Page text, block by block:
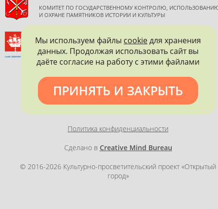
КОМИТЕТ ПО ГОСУДАРСТВЕННОМУ КОНТРОЛЮ,
И ОХРАНЕ ПАМЯТНИКОВ ИСТОРИИ И КУЛЬТУРЫ
ИСТОРИИ И КУЛЬТУРЫ
САНКТ-ПЕТЕРБУРГСКОЕ ГОРОДСКОЕ ОТДЕЛЕНИЕ
Политика конфиденциальности
Сделано в Creative Mind Bureau
© 2016-2026 Культурно-просветительский проект «Открытый
город»
Мы используем файлы cookieдля хранения
данных. Продолжая использовать сайт вы
даёте согласие на работу с этими файлами
ПРИНЯТЬ И ЗАКРЫТЬ